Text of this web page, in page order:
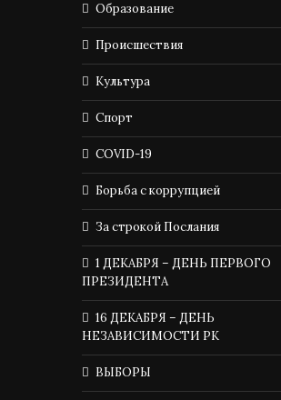
Образование
Происшествия
Культура
Спорт
COVID-19
Борьба с коррупцией
За строкой Послания
1 ДЕКАБРЯ – ДЕНЬ ПЕРВОГО
ПРЕЗИДЕНТА
16 ДЕКАБРЯ – ДЕНЬ
НЕЗАВИСИМОСТИ РК
ВЫБОРЫ